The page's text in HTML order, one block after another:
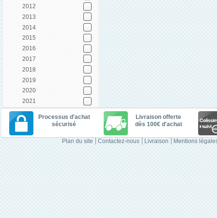
2012
2013
2014
2015
2016
2017
2018
2019
2020
2021
Processus d'achat
sécurisé
Livraison offerte
dès 100€ d'achat
Plan du site Contactez-nous Livraison Mentions